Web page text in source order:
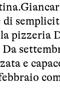
pizzeria
e